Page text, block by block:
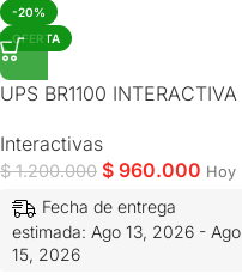
-20%
OFERTA
UPS BR1100 INTERACTIVA
Interactivas
$1.200.000 $ 960.000 Hoy
Fecha de entrega
estimada: Ago 13, 2026 - Ago
15, 2026